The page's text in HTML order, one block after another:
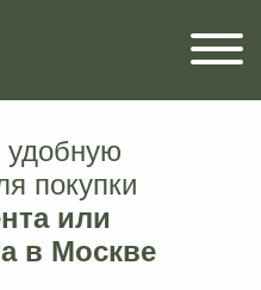
покупки
или
в Москве